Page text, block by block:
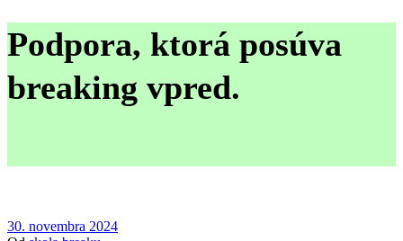
Podpora, ktorá posúva
breaking vpred.
30. novembra 2024